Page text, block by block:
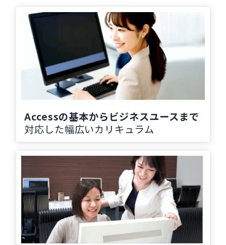
Accessの基本からビジネスユースまで
対応した幅広いカリキュラム